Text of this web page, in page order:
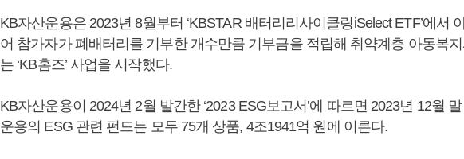
KB자산운용은 2023년 8월부터 ‘KBSTAR 배터리리사이클링iSelect ETF’에서
어 참가자가 폐배터리를 기부한 개수만큼 기부금을 적립해 취약계층 아동복
는 ‘KB홈즈’ 사업을 시작했다.
KB자산운용이 2024년 2월 발간한 ‘2023 ESG보고서’에 따르면 2023년 12월
운용의 ESG 관련 펀드는 모두 75개 상품, 4조1941억 원에 이른다.